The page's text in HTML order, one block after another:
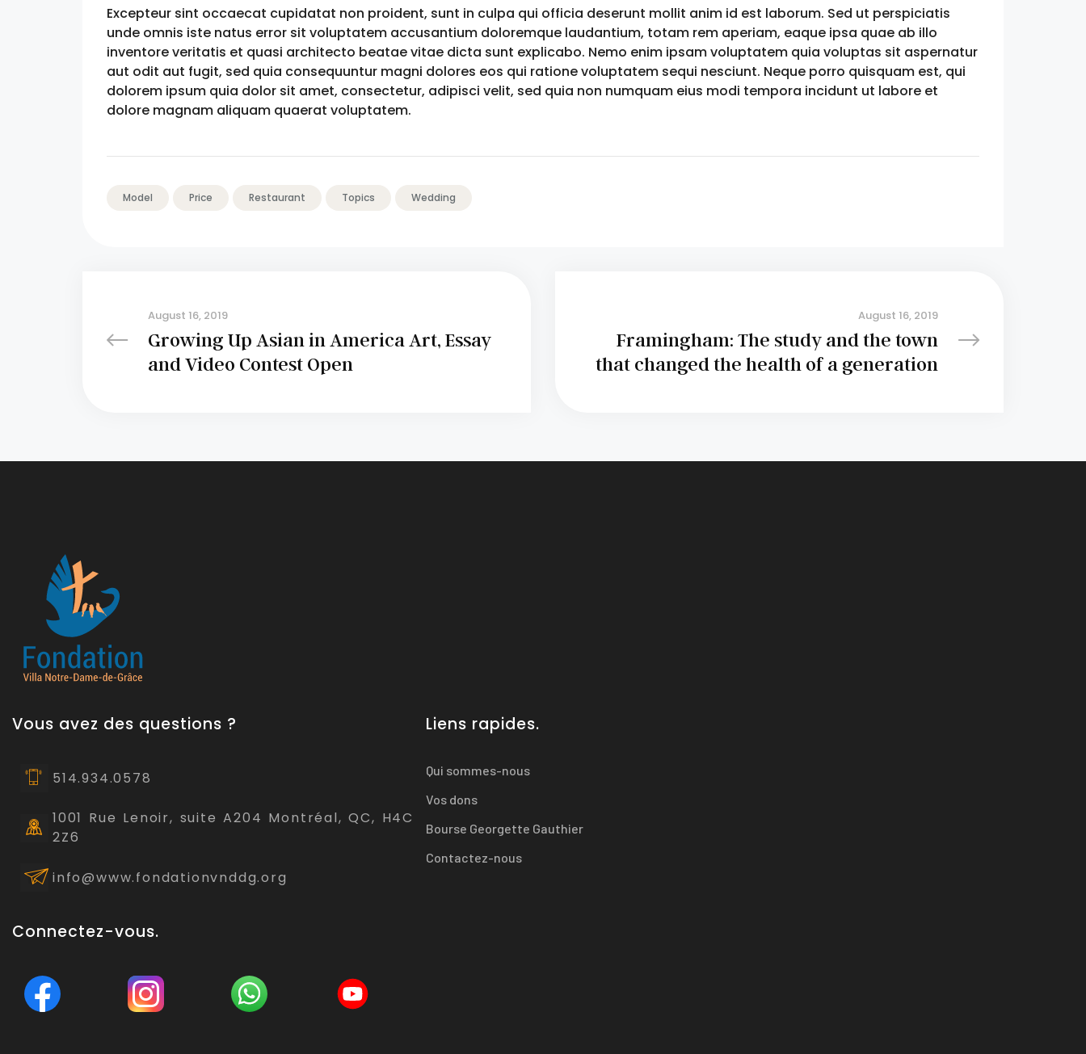
Excepteur sint occaecat cupidatat non proident, sunt in culpa qui officia deserunt mollit anim id est laborum. Sed ut perspiciatis
unde omnis iste natus error sit voluptatem accusantium doloremque laudantium, totam rem aperiam, eaque ipsa quae ab illo
inventore veritatis et quasi architecto beatae vitae dicta sunt explicabo. Nemo enim ipsam voluptatem quia voluptas sit aspernatur
aut odit aut fugit, sed quia consequuntur magni dolores eos qui ratione voluptatem sequi nesciunt. Neque porro quisquam est, qui
dolorem ipsum quia dolor sit amet, consectetur, adipisci velit, sed quia non numquam eius modi tempora incidunt ut labore et
dolore magnam aliquam quaerat voluptatem.
Model Price Restaurant Topics Wedding
August 16, 2019
Growing Up Asian in America Art, Essay
and Video Contest Open
August 16, 2019
Framingham: The study and the town
that changed the health of a generation
Vous avez des questions ?
514.934.0578
1001 Rue Lenoir, suite A204 Montréal, QC, H4C
2Z6
info@www.fondationvnddg.org
Liens rapides.
Qui sommes-nous
Vos dons
Bourse Georgette Gauthier
Contactez-nous
Connectez-vous.